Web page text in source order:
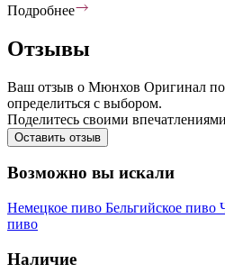
Подробнее
Отзывы
Ваш отзыв о Мюнхов Оригинал
определиться с выбором.
Поделитесь своими
Оставить отзыв
Возможно вы искали
Немецкое пиво Бельгийское пиво
пиво
Наличие